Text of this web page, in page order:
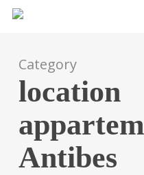
Skip
contentCategory
location
Antibes